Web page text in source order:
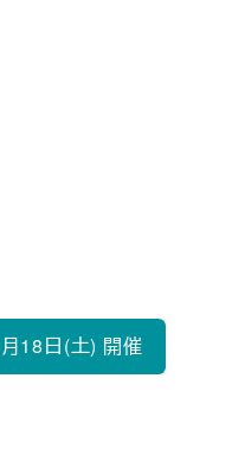
18日(土) 開催